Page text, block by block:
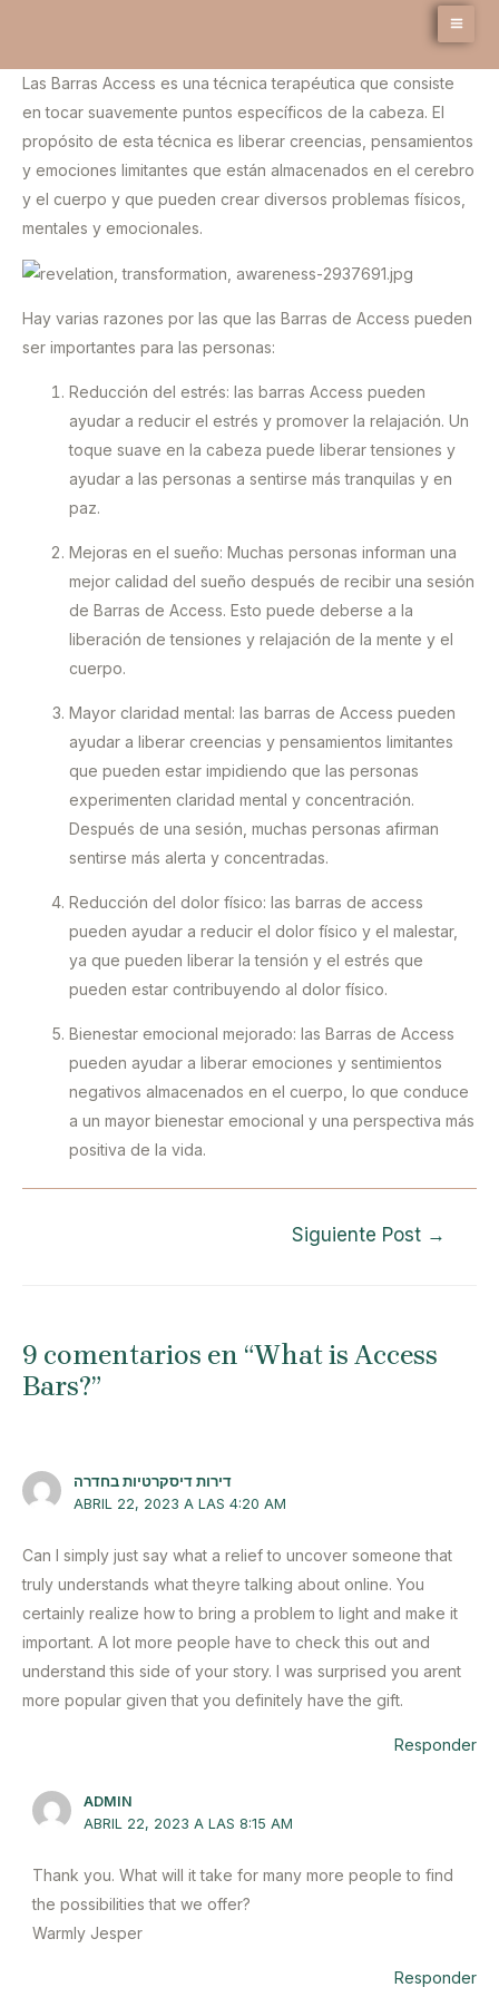
contenido
Las Barras Access es una técnica terapéutica que consiste
en tocar suavemente puntos específicos de la cabeza. El
propósito de esta técnica es liberar creencias, pensamientos
y emociones limitantes que están almacenados en el cerebro
y el cuerpo y que pueden crear diversos problemas físicos,
mentales y emocionales.
Hay varias razones por las que las Barras de Access pueden
ser importantes para las personas:
Reducción del estrés: las barras Access pueden
ayudar a reducir el estrés y promover la relajación. Un
toque suave en la cabeza puede liberar tensiones y
ayudar a las personas a sentirse más tranquilas y en
paz.
Mejoras en el sueño: Muchas personas informan una
mejor calidad del sueño después de recibir una sesión
de Barras de Access. Esto puede deberse a la
liberación de tensiones y relajación de la mente y el
cuerpo.
Mayor claridad mental: las barras de Access pueden
ayudar a liberar creencias y pensamientos limitantes
que pueden estar impidiendo que las personas
experimenten claridad mental y concentración.
Después de una sesión, muchas personas afirman
sentirse más alerta y concentradas.
Reducción del dolor físico: las barras de access
pueden ayudar a reducir el dolor físico y el malestar,
ya que pueden liberar la tensión y el estrés que
pueden estar contribuyendo al dolor físico.
Bienestar emocional mejorado: las Barras de Access
pueden ayudar a liberar emociones y sentimientos
negativos almacenados en el cuerpo, lo que conduce
a un mayor bienestar emocional y una perspectiva más
positiva de la vida.
Siguiente Post →
9 comentarios en “What is Access
Bars?”
דירות דיסקרטיות בחדרה
ABRIL 22, 2023 A LAS 4:20 AM
Can I simply just say what a relief to uncover someone that
truly understands what theyre talking about online. You
certainly realize how to bring a problem to light and make it
important. A lot more people have to check this out and
understand this side of your story. I was surprised you arent
more popular given that you definitely have the gift.
Responder
ADMIN
ABRIL 22, 2023 A LAS 8:15 AM
Thank you. What will it take for many more people to find
the possibilities that we offer?
Warmly Jesper
Responder